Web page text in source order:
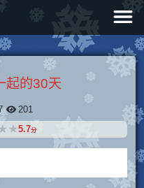
起的30天
201
5.7分